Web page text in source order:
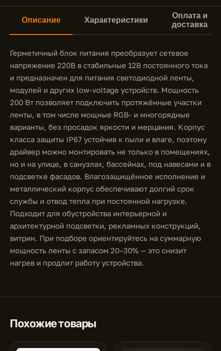
Описание Характеристики
Оплата и
доставка
Герметичный блок питания преобразует сетевое
напряжение 220В в стабильные 12В постоянного тока
и предназначен для питания светодиодной ленты,
модулей и других low-voltage устройств. Мощность
200 Вт позволяет подключить протяжённые участки
ленты, в том числе мощные RGB- и многорядные
варианты, без просадок яркости и мерцания. Корпус
класса защиты IP67 устойчив к пыли и влаге, поэтому
драйвер можно монтировать не только в помещениях,
но и на улице, в санузлах, бассейнах, под навесами и в
подсветке фасадов. Влагозащищённое исполнение и
металлический корпус обеспечивают долгий срок
службы и отвод тепла при постоянной нагрузке.
Подходит для обустройства интерьерной и
архитектурной подсветки, рекламных конструкций,
витрин. При подборе ориентируйтесь на суммарную
мощность ленты с запасом 20–30% — это снизит
нагрев и продлит работу устройства.
Похожие товары